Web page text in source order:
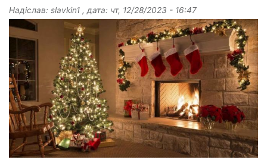
Надіслав: slavkin1 , дата: чт, 12/28/2023 - 16:47